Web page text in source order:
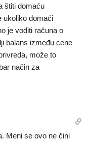
štiti domaću
ukoliko domaći
je voditi računa o
balans između cene
može to
način za
Meni se ovo ne čini